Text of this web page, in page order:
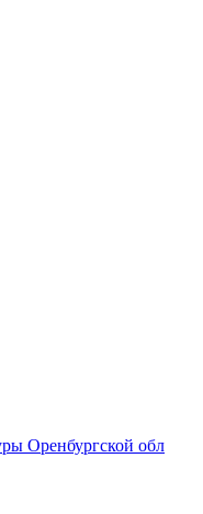
Оренбургской обл